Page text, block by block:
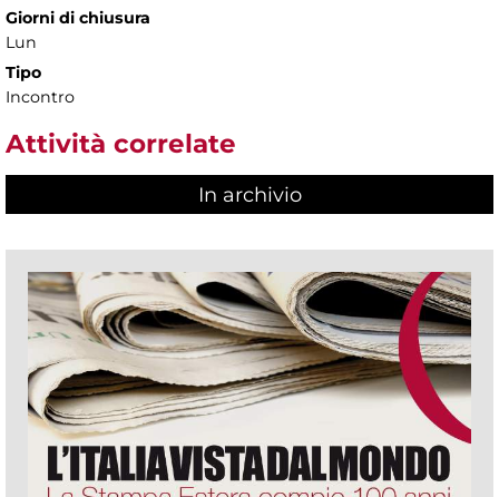
Giorni di chiusura
Lun
Tipo
Incontro
Attività correlate
In archivio